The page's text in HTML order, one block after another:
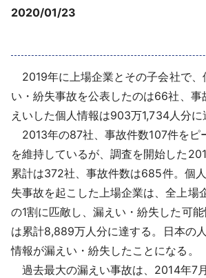
導入事例
採用情報
よくあるご質問
English
2020/01/23
2019年に上場企業とその子会社で、
い・紛失事故を公表したのは66社、
えいした個人情報は903万1,734人分に
2013年の87社、事故件数107件をピ
を維持しているが、調査を開始した
累計は372社、事故件数は685件。個
失事故を起こした上場企業は、全上場
の1割に匹敵し、漏えい・紛失した可
は累計8,889万人分に達する。日本の
情報が漏えい・紛失したことになる。
過去最大の漏えい事故は、2014年7